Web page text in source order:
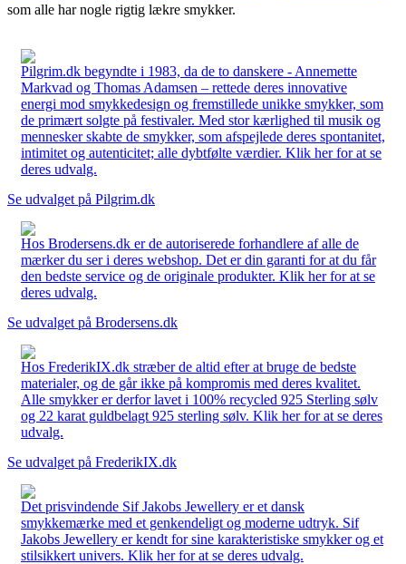
som alle har nogle rigtig lækre smykker.
Pilgrim.dk begyndte i 1983, da de to danskere - Annemette
Markvad og Thomas Adamsen – rettede deres innovative
energi mod smykkedesign og fremstillede unikke smykker, som
de primært solgte på festivaler. Med stor kærlighed til musik og
mennesker skabte de smykker, som afspejlede deres spontanitet,
intimitet og autenticitet; alle dybtfølte værdier. Klik her for at se
deres udvalg.
Se udvalget på Pilgrim.dk
Hos Brodersens.dk er de autoriserede forhandlere af alle de
mærker du ser i deres webshop. Det er din garanti for at du får
den bedste service og de originale produkter. Klik her for at se
deres udvalg.
Se udvalget på Brodersens.dk
Hos FrederikIX.dk stræber de altid efter at bruge de bedste
materialer, og de går ikke på kompromis med deres kvalitet.
Alle smykker er derfor lavet i 100% recycled 925 Sterling sølv
og 22 karat guldbelagt 925 sterling sølv. Klik her for at se deres
udvalg.
Se udvalget på FrederikIX.dk
Det prisvindende Sif Jakobs Jewellery er et dansk
smykkemærke med et genkendeligt og moderne udtryk. Sif
Jakobs Jewellery er kendt for sine karakteristiske smykker og et
stilsikkert univers. Klik her for at se deres udvalg.